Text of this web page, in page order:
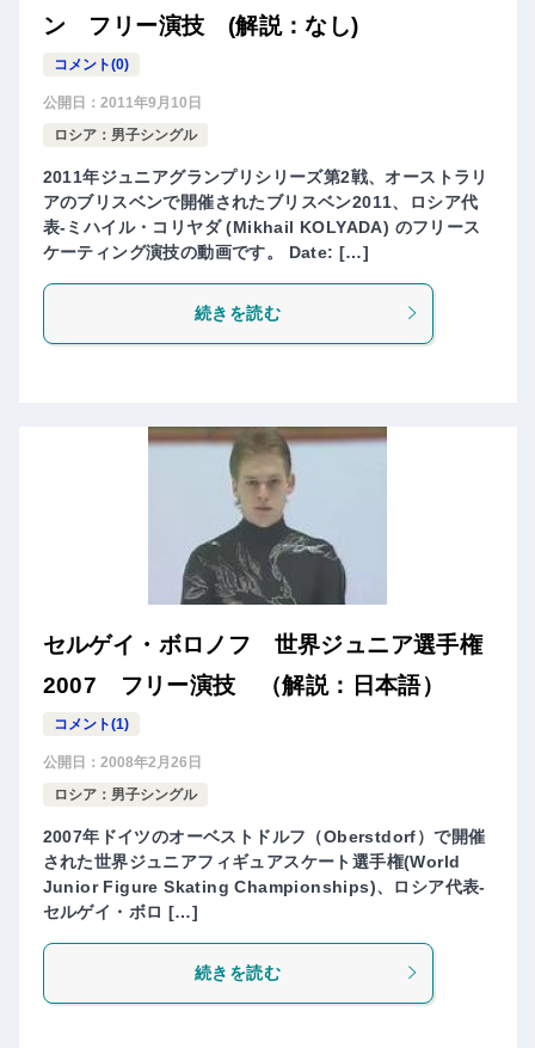
ン フリー演技 (解説：なし)
コメント(0)
公開日： 2011年9月10日
ロシア：男子シングル
2011年ジュニアグランプリシリーズ第2戦、オーストラリ
アのブリスベンで開催されたブリスベン2011、ロシア代
表-ミハイル・コリヤダ (Mikhail KOLYADA) のフリース
ケーティング演技の動画です。 Date: […]
続きを読む
セルゲイ・ボロノフ 世界ジュニア選手権
2007 フリー演技 （解説：日本語）
コメント(1)
公開日： 2008年2月26日
ロシア：男子シングル
2007年ドイツのオーベストドルフ（Oberstdorf）で開催
された世界ジュニアフィギュアスケート選手権(World
Junior Figure Skating Championships)、ロシア代表-
セルゲイ・ボロ […]
続きを読む